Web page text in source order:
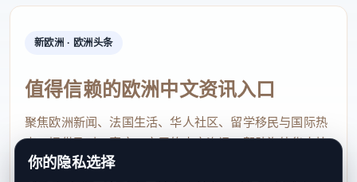
今年76岁的老华侨余序闹特别关照我，特意带
《欧洲侨报》，回忆着他曾经带领的意大利都灵华
侨华人联谊会为侨办实事的故事，诉说着海外侨
史、坚守故土文脉的初心。
新欧洲 · 欧洲头条
值得信赖的欧洲中文资讯入口
聚焦欧洲新闻、法国生活、华人社区、留学移民与国际热
点，提供及时、真实、实用的中文资讯，帮助海外华人快
速了解欧洲动态。
你的隐私选择